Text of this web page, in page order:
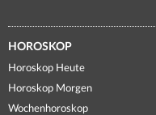
HOROSKOP
Horoskop Heute
Horoskop Morgen
Wochenhoroskop